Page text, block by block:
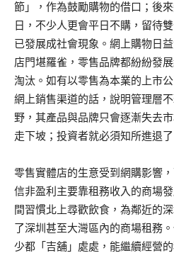
節」，作為鼓勵購物的借口；後
日，不少人更會平日不購，留待
已發展成社會現象。網上購物日
店門堪羅雀，零售品牌都紛紛發
淘汰。如有以零售為本業的上市
網上銷售渠道的話，說明管理層
野，其產品與品牌只會逐漸失去
走下坡；投資者就必須知所進退了
零售實體店的生意受到網購影響
信非盈利主要靠租務收入的商場
間習慣北上尋歡飲食，為鄰近的
了深圳甚至大灣區內的商場租務
少都「吉舖」處處，能繼續經營